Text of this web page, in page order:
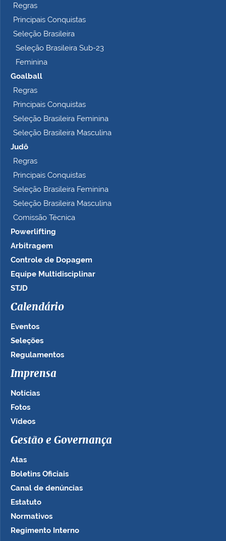
Regras
Principais Conquistas
Seleção Brasileira
Seleção Brasileira Sub-23
Feminina
Goalball
Regras
Principais Conquistas
Seleção Brasileira Feminina
Seleção Brasileira Masculina
Judô
Regras
Principais Conquistas
Seleção Brasileira Feminina
Seleção Brasileira Masculina
Comissão Técnica
Powerlifting
Arbitragem
Controle de Dopagem
Equipe Multidisciplinar
STJD
Calendário
Eventos
Seleções
Regulamentos
Imprensa
Notícias
Fotos
Vídeos
Gestão e Governança
Atas
Boletins Oficiais
Canal de denúncias
Estatuto
Normativos
Regimento Interno